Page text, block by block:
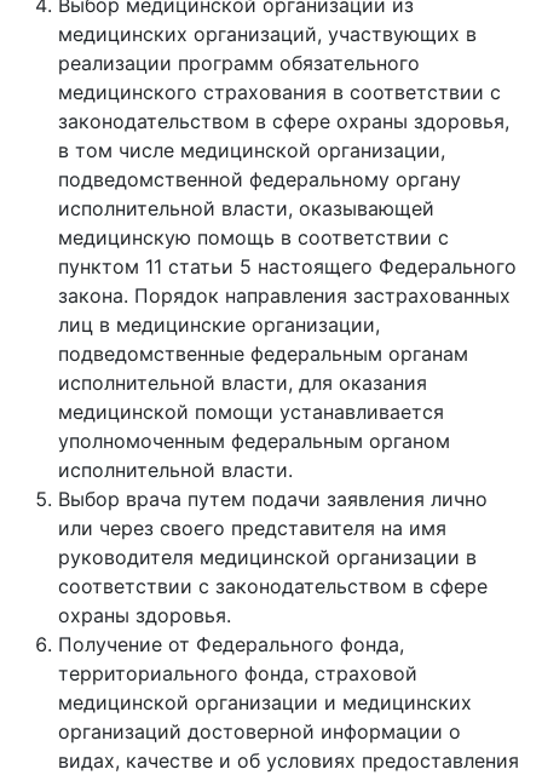
Выбор медицинской организации из
медицинских организаций, участвующих в
реализации программ обязательного
медицинского страхования в соответствии с
законодательством в сфере охраны здоровья,
в том числе медицинской организации,
подведомственной федеральному органу
исполнительной власти, оказывающей
медицинскую помощь в соответствии с
пунктом 11 статьи 5 настоящего Федерального
закона. Порядок направления застрахованных
лиц в медицинские организации,
подведомственные федеральным органам
исполнительной власти, для оказания
медицинской помощи устанавливается
уполномоченным федеральным органом
исполнительной власти.
Выбор врача путем подачи заявления лично
или через своего представителя на имя
руководителя медицинской организации в
соответствии с законодательством в сфере
охраны здоровья.
Получение от Федерального фонда,
территориального фонда, страховой
медицинской организации и медицинских
организаций достоверной информации о
видах, качестве и об условиях предоставления